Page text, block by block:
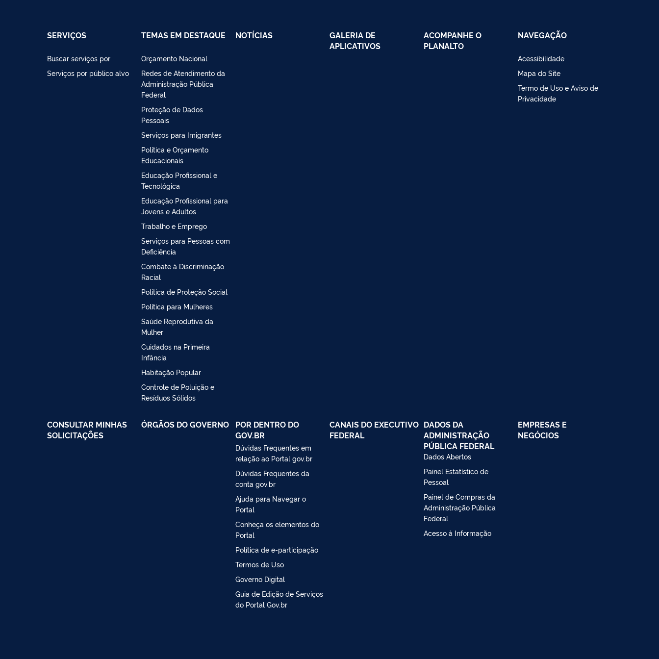
SERVIÇOS
Buscar serviços por
Serviços por público alvo
TEMAS EM DESTAQUE
Orçamento Nacional
Redes de Atendimento da
Administração Pública
Federal
Proteção de Dados
Pessoais
Serviços para Imigrantes
Política e Orçamento
Educacionais
Educação Profissional e
Tecnológica
Educação Profissional para
Jovens e Adultos
Trabalho e Emprego
Serviços para Pessoas com
Deficiência
Combate à Discriminação
Racial
Política de Proteção Social
Política para Mulheres
Saúde Reprodutiva da
Mulher
Cuidados na Primeira
Infância
Habitação Popular
Controle de Poluição e
Resíduos Sólidos
NOTÍCIAS
GALERIA DE
APLICATIVOS
ACOMPANHE O
PLANALTO
NAVEGAÇÃO
Acessibilidade
Mapa do Site
Termo de Uso e Aviso de
Privacidade
CONSULTAR MINHAS
SOLICITAÇÕES
ÓRGÃOS DO GOVERNO
POR DENTRO DO
GOV.BR
Dúvidas Frequentes em
relação ao Portal gov.br
Dúvidas Frequentes da
conta gov.br
Ajuda para Navegar o
Portal
Conheça os elementos do
Portal
Política de e-participação
Termos de Uso
Governo Digital
Guia de Edição de Serviços
do Portal Gov.br
CANAIS DO EXECUTIVO
FEDERAL
DADOS DA
ADMINISTRAÇÃO
PÚBLICA FEDERAL
Dados Abertos
Painel Estatístico de
Pessoal
Painel de Compras da
Administração Pública
Federal
Acesso à Informação
EMPRESAS E
NEGÓCIOS